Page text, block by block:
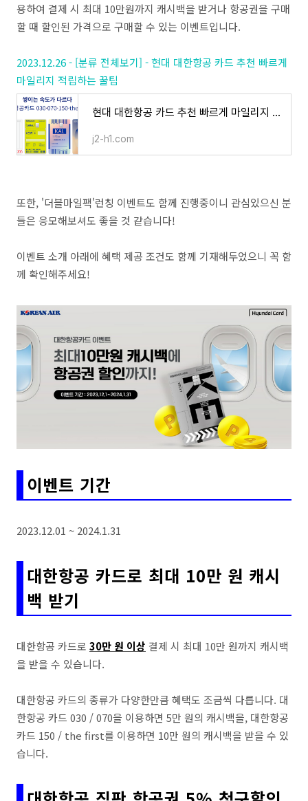
용하여 결제 시 최대 10만원까지 캐시백을 받거나 항공권을 구매
할 때 할인된 가격으로 구매할 수 있는 이벤트입니다.
2023.12.26 - [분류 전체보기] - 현대 대한항공 카드 추천 빠르게
마일리지 적립하는 꿀팁
현대 대한항공 카드 추천 빠르게 마일리지 적립하는 꿀팁
j2-h1.com
또한, '더블마일팩'런칭 이벤트도 함께 진행중이니 관심있으신 분
들은 응모해보셔도 좋을 것 같습니다!
이벤트 소개 아래에 혜택 제공 조건도 함께 기재해두었으니 꼭 함
께 확인해주세요!
이벤트 기간
2023.12.01 ~ 2024.1.31
대한항공 카드로 최대 10만 원 캐시
백 받기
대한항공 카드로 30만 원 이상 결제 시 최대 10만 원까지 캐시백
을 받을 수 있습니다.
대한항공 카드의 종류가 다양한만큼 혜택도 조금씩 다릅니다. 대
한항공 카드 030 / 070을 이용하면 5만 원의 캐시백을, 대한항공
카드 150 / the first를 이용하면 10만 원의 캐시백을 받을 수 있
습니다.